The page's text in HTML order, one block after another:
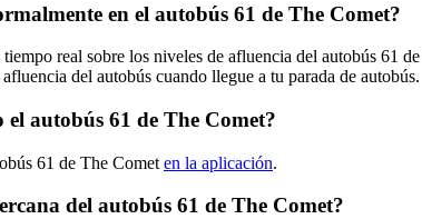
en el autobús 61 de The Comet?
real sobre los niveles de afluencia del autobús 61
del autobús cuando llegue a tu parada de autobús.
el autobús 61 de The Comet?
61 de The Comet en la aplicación.
del autobús 61 de The Comet?